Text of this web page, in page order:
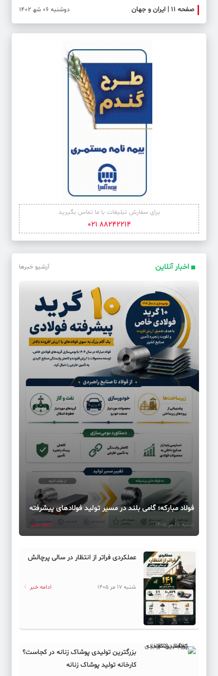
صفحه ۱۱ | ایران و جهان دوشنبه 06 شه‍ 1402
برای سفارش تبلیغات با ما تماس بگیرید
88242214 021
اخبار آنلاین آرشیو خبرها
فولاد مبارکه؛ گامی بلند در مسیر تولید فولادهای پیشرفته
شنبه 17 مر 1405 ادامه خبر
عملکردی فراتر از انتظار در سالی پرچالش
شنبه 17 مر 1405 ادامه خبر
بزرگترین تولیدی پوشاک زنانه در کجاست؟
کارخانه تولید پوشاک زنانه